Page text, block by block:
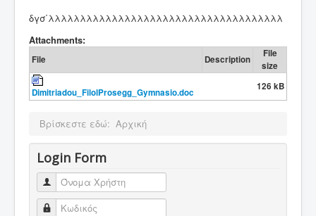
δγσ΄λλλλλλλλλλλλλλλλλλλλλλλλλλλλλλλλλλλλλ
Attachments:
File Description
File
size
Dimitriadou_FilolProsegg_Gymnasio.doc
126 kB
Βρίσκεστε εδώ: Αρχική
Login Form
Όνομα Χρήστη
Κωδικός